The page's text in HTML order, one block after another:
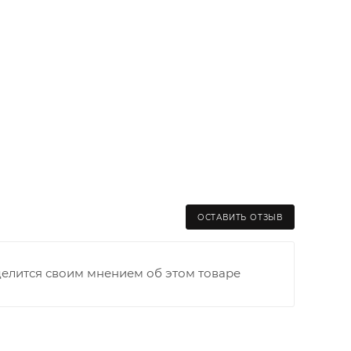
ОСТАВИТЬ ОТЗЫВ
своим мнением об этом товаре